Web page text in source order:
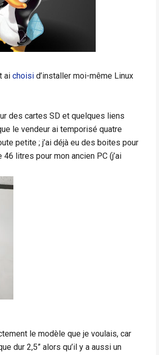
ai choisi d’installer moi-même Linux
des cartes SD et quelques liens
le vendeur ai temporisé quatre
petite ; j’ai déjà eu des boites pour
litres pour mon ancien PC (j’ai
le modèle que je voulais, car
dur 2,5” alors qu’il y a aussi un